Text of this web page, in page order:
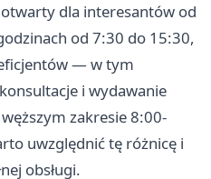
dla interesantów od
od 7:30 do 15:30,
— w tym
i wydawanie
zakresie 8:00-
uwzględnić tę różnicę i
obsługi.